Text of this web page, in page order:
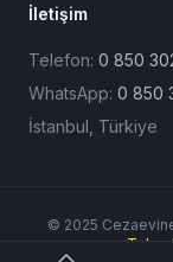
İletişim
Telefon: 0 850
WhatsApp: 0 850
İstanbul, Türkiye
© 2025